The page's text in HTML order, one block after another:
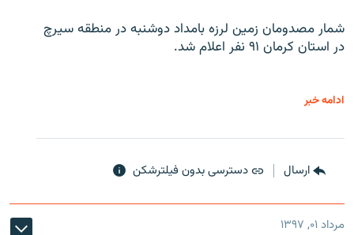
شمار مصدومان زمین لرزه بامداد دوشنبه در منطقه سیرچ
در استان کرمان ۹۱ نفر اعلام شد.
ادامه خبر
ارسال دسترسی بدون فیلترشکن
مرداد ۰۱, ۱۳۹۷